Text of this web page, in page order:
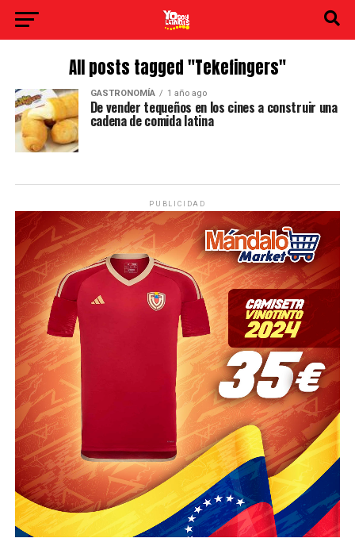
All posts tagged "Tekefingers"
GASTRONOMÍA 1 año ago
De vender tequeños en los cines a construir una
cadena de comida latina
PUBLICIDAD